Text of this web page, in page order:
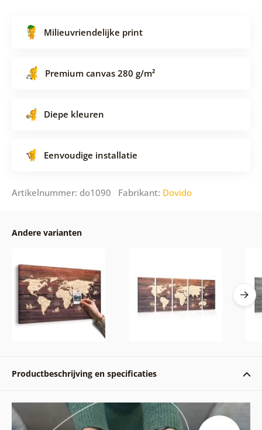
Milieuvriendelijke print
Premium canvas 280 g/m²
Diepe kleuren
Eenvoudige installatie
Artikelnummer: do1090 Fabrikant: Dovido
Andere varianten
Productbeschrijving en specificaties